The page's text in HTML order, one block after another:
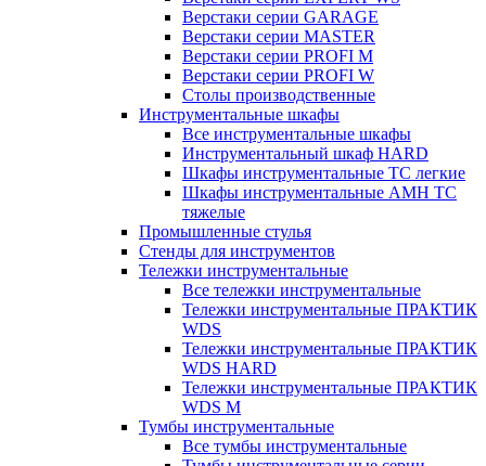
Верстаки серии GARAGE
Верстаки серии MASTER
Верстаки серии PROFI M
Верстаки серии PROFI W
Столы производственные
Инструментальные шкафы
Все инструментальные шкафы
Инструментальный шкаф HARD
Шкафы инструментальные ТС легкие
Шкафы инструментальные AMH TC
тяжелые
Промышленные стулья
Стенды для инструментов
Тележки инструментальные
Все тележки инструментальные
Тележки инструментальные ПРАКТИК
WDS
Тележки инструментальные ПРАКТИК
WDS HARD
Тележки инструментальные ПРАКТИК
WDS M
Тумбы инструментальные
Все тумбы инструментальные